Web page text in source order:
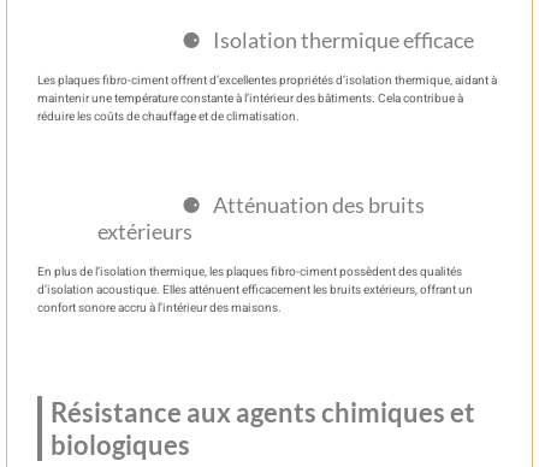
Isolation thermique efficace
Les plaques fibro-ciment offrent d’excellentes propriétés d’isolation thermique, aidant à
maintenir une température constante à l’intérieur des bâtiments. Cela contribue à
réduire les coûts de chauffage et de climatisation.
Atténuation des bruits
extérieurs
En plus de l’isolation thermique, les plaques fibro-ciment possèdent des qualités
d’isolation acoustique. Elles atténuent efficacement les bruits extérieurs, offrant un
confort sonore accru à l’intérieur des maisons.
Résistance aux agents chimiques et
biologiques